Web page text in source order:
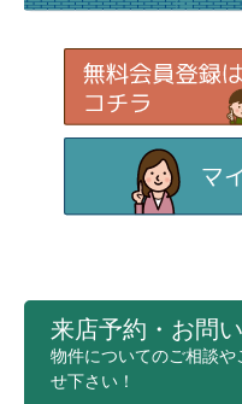
来店予約・お問
物件についてのご相談
せ下さい！